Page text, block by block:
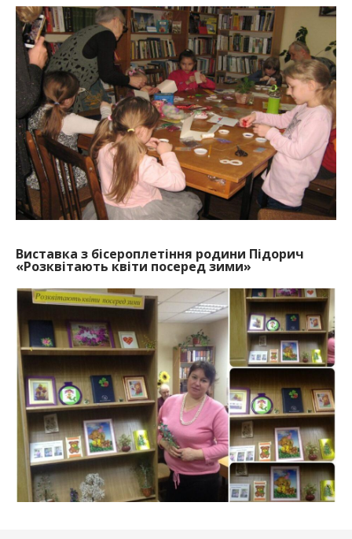
Виставка з бісероплетіння родини Підорич
«Розквітають квіти посеред зими»